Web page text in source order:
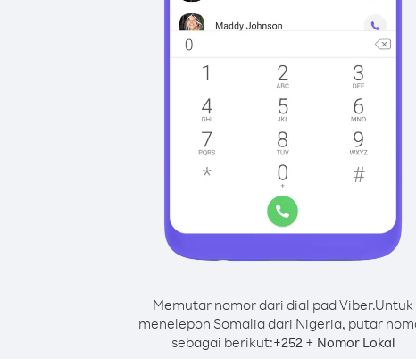
Memutar nomor dari dial pad Viber.Untuk
menelepon Somalia dari Nigeria, putar
sebagai berikut:+252+ Nomor Lokal